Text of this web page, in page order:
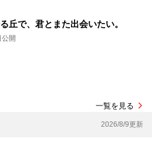
丘で、君とまた出会いたい。
開
一覧を見る
2026/8/9更新